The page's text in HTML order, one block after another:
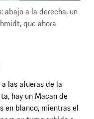
abajo a la derecha, un
que ahora
las afueras de la
hay un Macan de
en blanco, mientras el